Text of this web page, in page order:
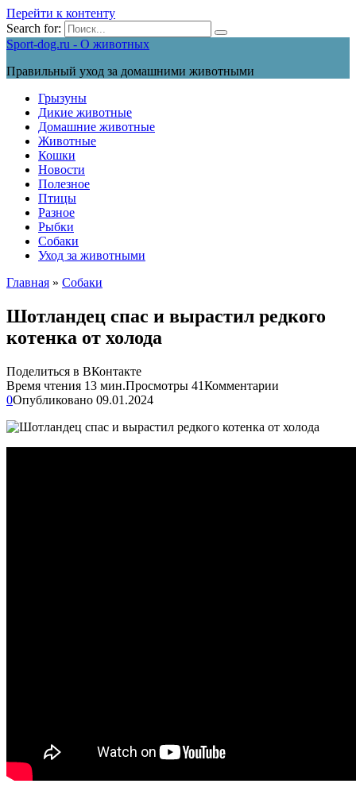
Перейти к контенту
Search for:
Sport-dog.ru - О животных
Правильный уход за домашними животными
Грызуны
Дикие животные
Домашние животные
Животные
Кошки
Новости
Полезное
Птицы
Разное
Рыбки
Собаки
Уход за животными
Главная » Собаки
Шотландец спас и вырастил редкого
котенка от холода
Поделиться в ВКонтакте
Время чтения 13 мин.Просмотры 41Комментарии
0Опубликовано 09.01.2024